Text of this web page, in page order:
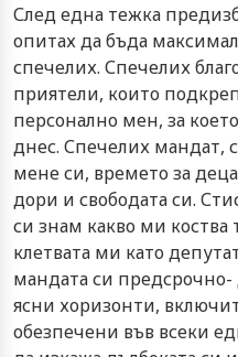
След една тежка
опитах да бъда
спечелих. Спечелих
приятели, които
персонално мен, за
днес. Спечелих мандат,
мене си, времето за
дори и свободата си.
си знам какво ми коства
клетвата ми като
мандата си
ясни хоризонти,
обезпечени във всеки